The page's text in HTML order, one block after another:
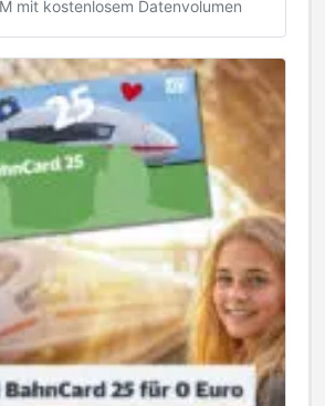
mit kostenlosem Datenvolumen